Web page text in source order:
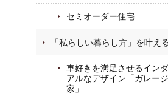
セミオーダー住宅
「私らしい暮らし方」を叶え
車好きを満足させるイン
アルなデザイン「ガレー
家」